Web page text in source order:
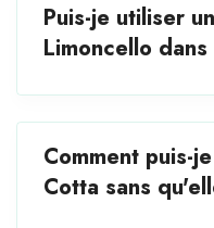
Puis-je utiliser
Limoncello
Comment puis-
Cotta sans